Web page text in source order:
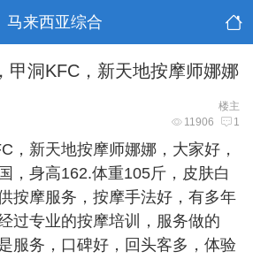
马来西亚综合
甲洞KFC，新天地按摩师娜娜
楼主
11906 1
，新天地按摩师娜娜，大家好，
，身高162.体重105斤，皮肤白
按摩服务，按摩手法好，有多年
过专业的按摩培训，服务做的
服务，口碑好，回头客多，体验